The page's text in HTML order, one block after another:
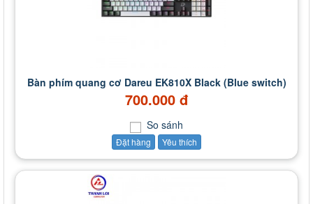
Bàn phím quang cơ Dareu EK810X Black (Blue switch)
700.000 đ
So sánh
Đặt hàng Yêu thích